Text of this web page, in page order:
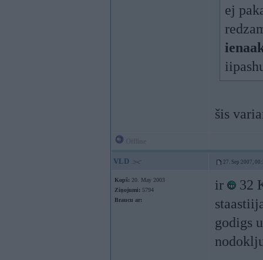
ej
šis
VLD 27. Sep 2007,
Kopš: 20. May 2003
Ziņojumi: 5794
Braucu ar:
ir
32
godigs